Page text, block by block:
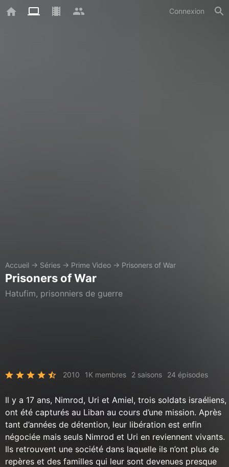
Connexion
Accueil → Séries → Prime Video → Prisoners of War
Prisoners of War
Hatufim, prisonniers de guerre
2010 1K membres 2 saisons 24 épisodes
Il y a 17 ans, Nimrod, Uri et Amiel, trois soldats israéliens,
ont été capturés au Liban au cours d’une mission. Après
tant d’années de détention, leur libération est enfin
négociée mais seuls Nimrod et Uri en reviennent vivants.
Ils retrouvent une société dans laquelle ils n’ont plus de
repères et des familles qui leur sont devenues presque